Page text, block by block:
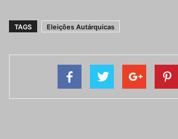
TAGS Eleições Autárquicas